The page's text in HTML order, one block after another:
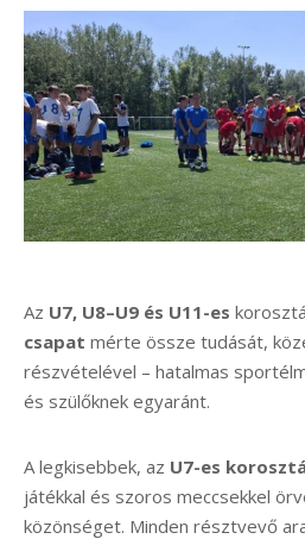
Az U7, U8–U9 és U11-es
csapat mérte össze tudását,
részvételével – hatalmas
és szülőknek egyaránt.
A legkisebbek, az U7-es
játékkal és szoros meccsekkel
közönséget. Minden résztvevő